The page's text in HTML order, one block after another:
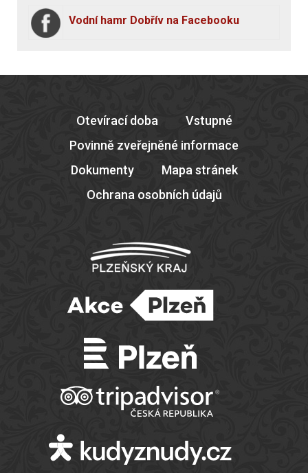
Vodní hamr Dobřív na Facebooku
Otevírací doba
Vstupné
Povinně zveřejněné informace
Dokumenty
Mapa stránek
Ochrana osobních údajů